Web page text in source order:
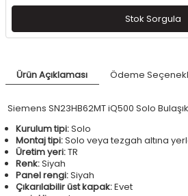
Stok Sorgula
Ürün Açıklaması Ödeme
Siemens SN23HB62MT iQ500 Solo
Kurulum tipi:Solo
Montaj tipi:Solo veya tezgah altına
Üretim yeri:TR
Renk:Siyah
Panel rengi:Siyah
Çıkarılabilir üst kapak:Evet